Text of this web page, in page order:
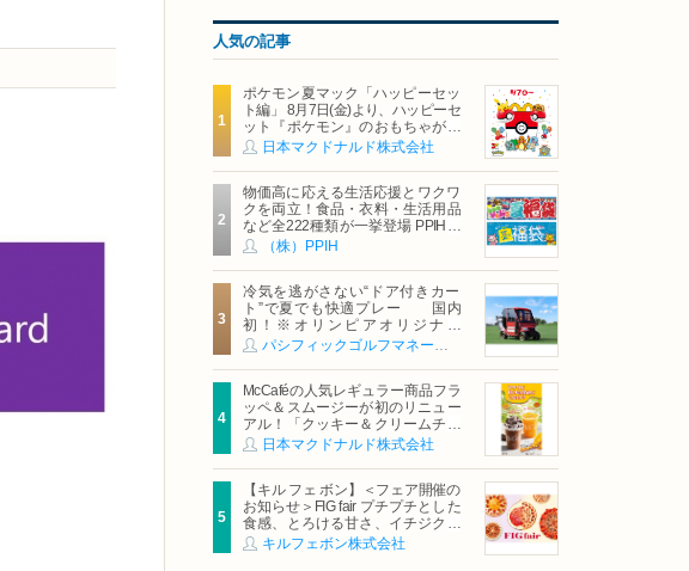
人気の記事
ポケモン夏マック「ハッピーセッ
ト編」 8月7日(金)より、ハッピーセ
ット『ポケモン』のおもちゃが期
間限定登場
日本マクドナルド株式会社
物価高に応える生活応援とワクワ
クを両立！食品・衣料・生活用品
など全222種類が一挙登場 PPIHグ
ループ「夏福袋」＆セール 8月6日
(木)より順次スタート
（株）PPIH
冷気を逃がさない“ドア付きカー
ト”で夏でも快適プレー 国内
初！※オリンピアオリジナル
「AirCon Cart（エアコンカー
ト）」導入 | ＰＧＭ
McCaféの人気レギュラー商品フラ
ッペ＆スムージーが初のリニュー
アル！「クッキー＆クリームチョ
コフラッペ」「マンゴースムージ
ー」8月5日（水）から販売開始
日本マクドナルド株式会社
【キル フェ ボン】＜フェア開催の
お知らせ＞FIG fair プチプチとした
食感、とろける甘さ、イチジクの
魅力をたっぷりと。新作を含め、
イチジク尽くしの全4種が登場8月
キルフェボン株式会社